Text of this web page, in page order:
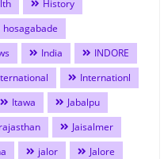
History
hosagabade
India
INDORE
Internationl
Itawa
Jabalpu
Jaisalmer
jalor
Jalore